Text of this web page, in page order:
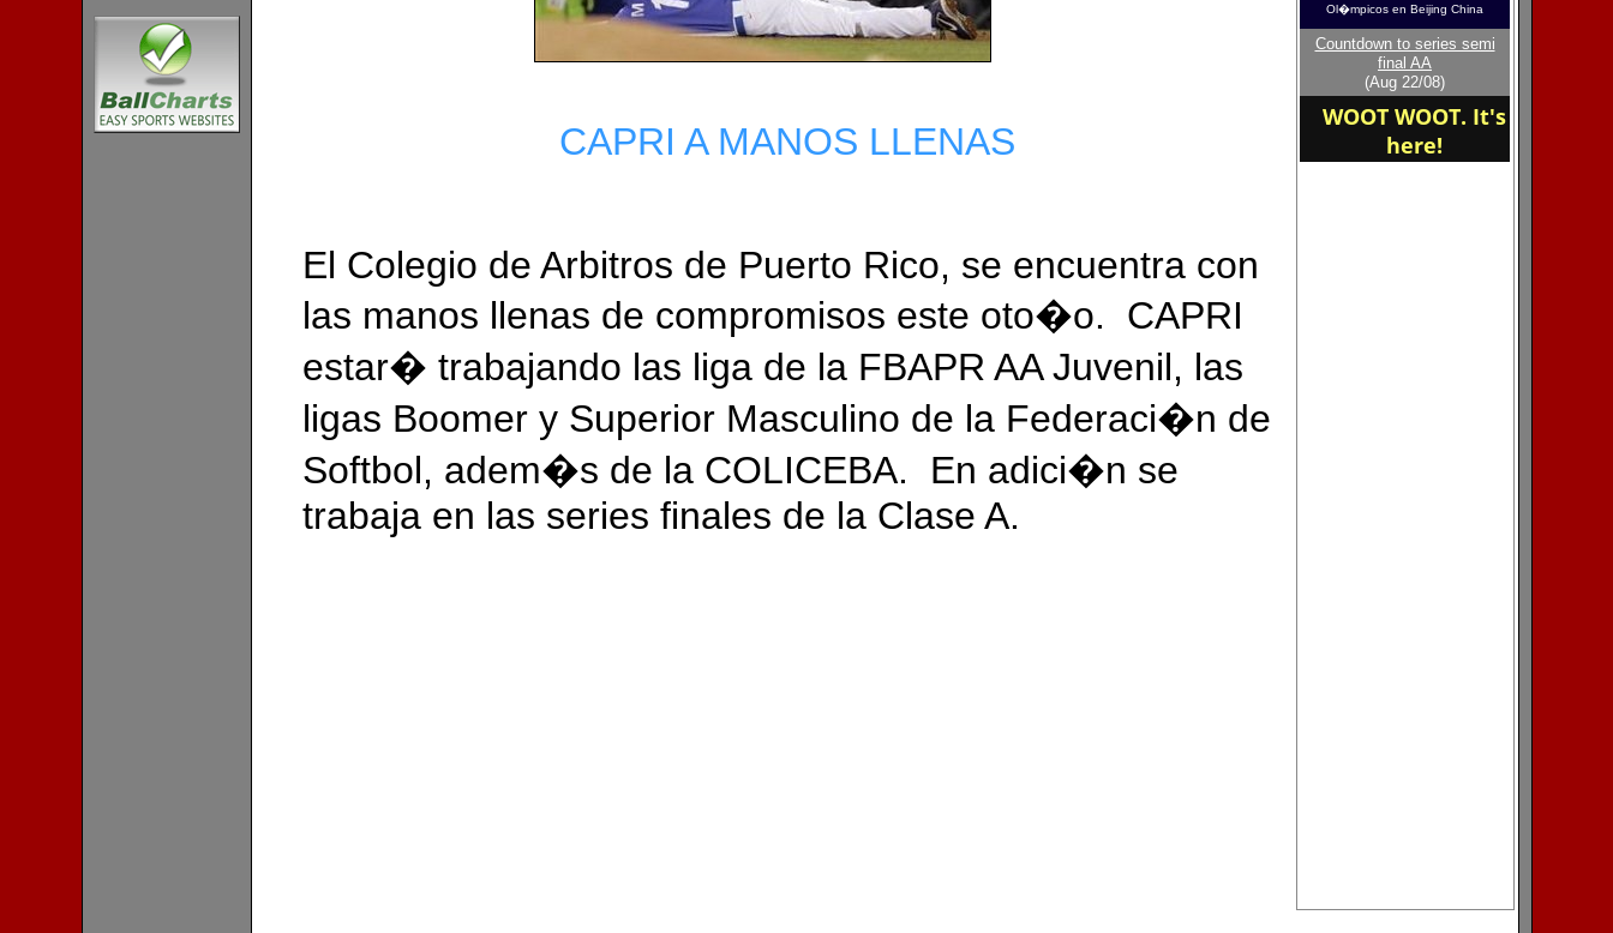
COLEGIO DE ARBITROS
DE PUERTO RICO
Ol�mpicos en Beijing China
Countdown to series semi
final AA
(Aug 22/08)
WOOT WOOT. It's
here!
CAPRI A MANOS LLENAS
El Colegio de Arbitros de Puerto Rico, se encuentra con
las manos llenas de compromisos este oto�o. CAPRI
estar� trabajando las liga de la FBAPR AA Juvenil, las
ligas Boomer y Superior Masculino de la Federaci�n de
Softbol, adem�s de la COLICEBA. En adici�n se
trabaja en las series finales de la Clase A.